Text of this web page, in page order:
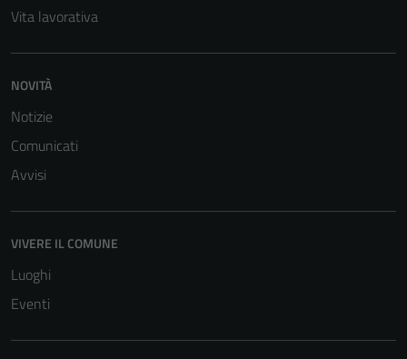
Vita lavorativa
NOVITÀ
Notizie
Comunicati
Avvisi
VIVERE IL COMUNE
Luoghi
Eventi